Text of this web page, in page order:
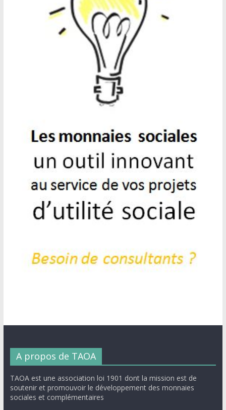
A propos de TAOA
TAOA est une association loi 1901 dont la mission est de
soutenir et promouvoir le développement des monnaies
sociales et complémentaires